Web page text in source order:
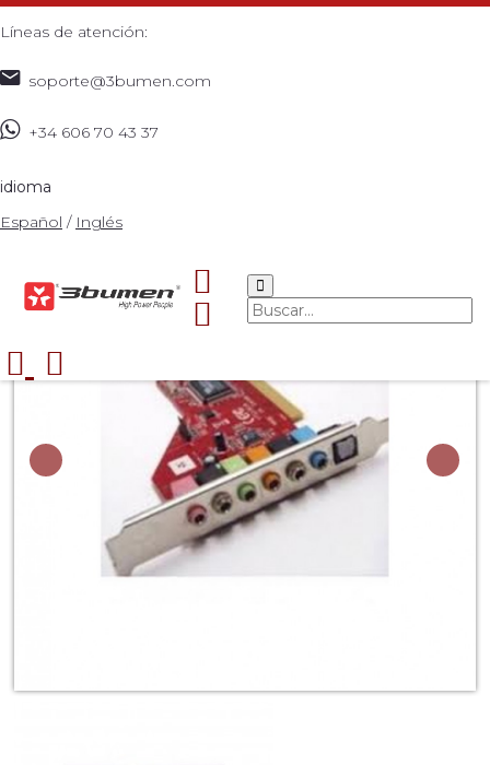
Líneas de atención:
soporte@3bumen.com
+34 606 70 43 37
idioma
Español / Inglés
7.1 CANALES Ref: Tribu-270